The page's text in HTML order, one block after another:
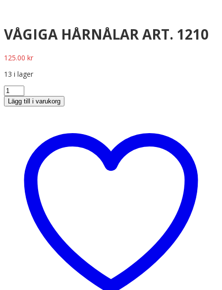
VÅGIGA HÅRNÅLAR ART. 1210
125.00 kr
13 i lager
Lägg till i varukorg